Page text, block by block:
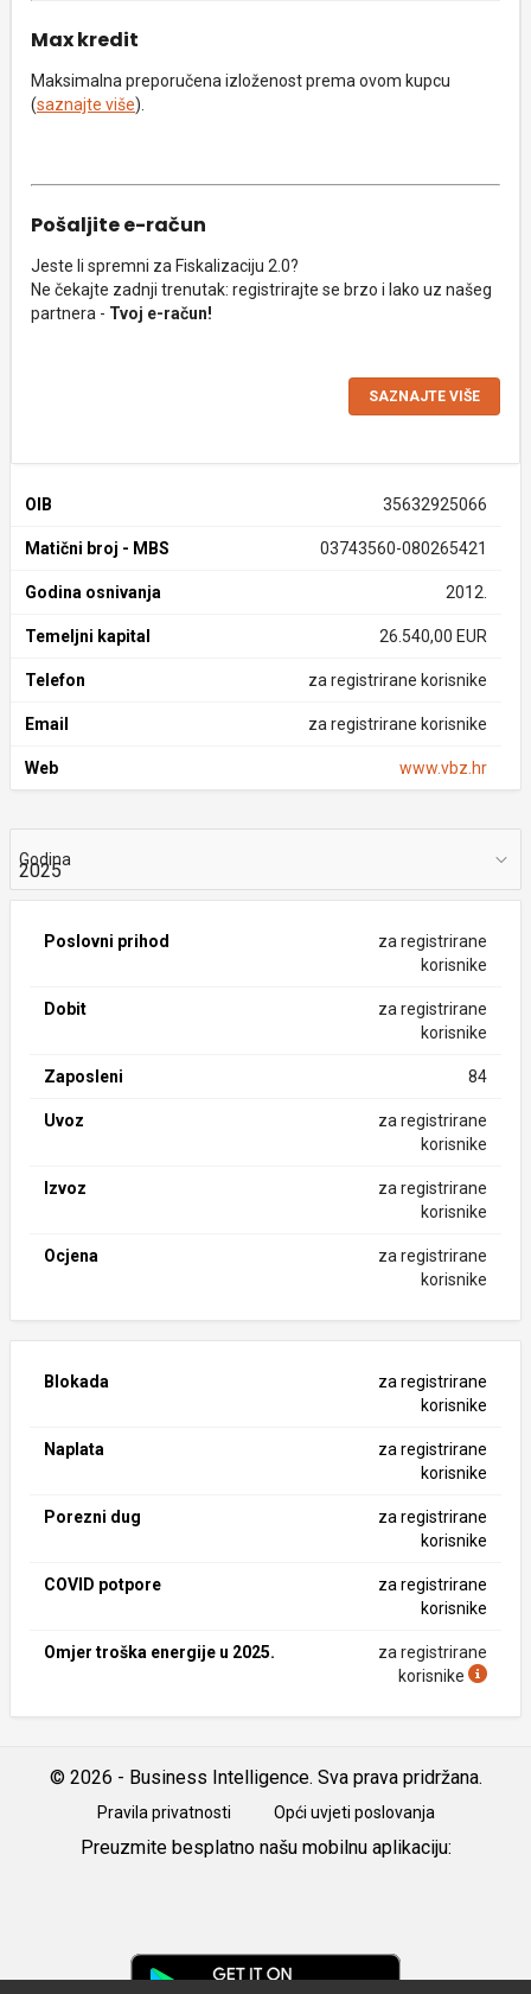
Max kredit
Maksimalna preporučena izloženost prema ovom kupcu
(saznajte više).
Pošaljite e-račun
Jeste li spremni za Fiskalizaciju 2.0?
Ne čekajte zadnji trenutak: registrirajte se brzo i lako uz našeg
partnera - Tvoj e-račun!
SAZNAJTE VIŠE
OIB 35632925066
Matični broj - MBS 03743560-080265421
Godina osnivanja 2012.
Temeljni kapital 26.540,00 EUR
Telefon za registrirane korisnike
Email za registrirane korisnike
Web www.vbz.hr
Godina
Poslovni prihod
za registrirane
korisnike
Dobit
za registrirane
korisnike
Zaposleni 84
Uvoz
za registrirane
korisnike
Izvoz
za registrirane
korisnike
Ocjena
za registrirane
korisnike
Blokada
za registrirane
korisnike
Naplata
za registrirane
korisnike
Porezni dug
za registrirane
korisnike
COVID potpore
za registrirane
korisnike
Omjer troška energije u 2025.
za registrirane
korisnike
© 2026 - Business Intelligence. Sva prava pridržana.
Pravila privatnosti Opći uvjeti poslovanja
Preuzmite besplatno našu mobilnu aplikaciju: